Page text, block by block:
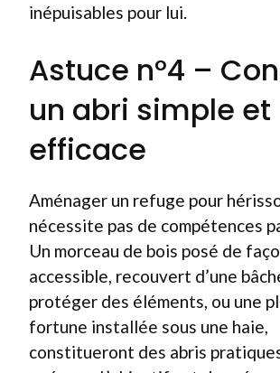
inépuisables pour lui.
Astuce n°4 –
un abri simple et
efficace
Aménager un refuge pour
nécessite pas de compétences
Un morceau de bois posé de
accessible, recouvert d’une
protéger des éléments, ou une
fortune installée sous une haie,
constitueront des abris